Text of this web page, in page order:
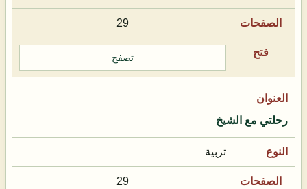
29
تصفح
رحلتي مع الشيخ
تربية
29